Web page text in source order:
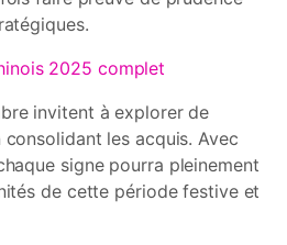
2025 complet
invitent à explorer de
les acquis. Avec
signe pourra pleinement
de cette période festive et